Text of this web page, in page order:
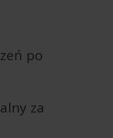
po
za